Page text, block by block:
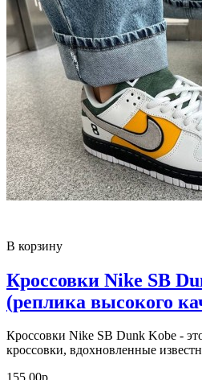
В корзину
Кроссовки Nike SB
(реплика высокого
Кроссовки Nike SB Dunk Kobe -
кроссовки, вдохновленные